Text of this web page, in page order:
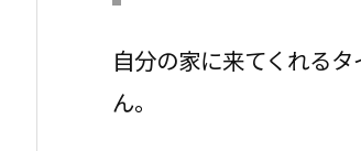
自分の家に来てくれる
ん。